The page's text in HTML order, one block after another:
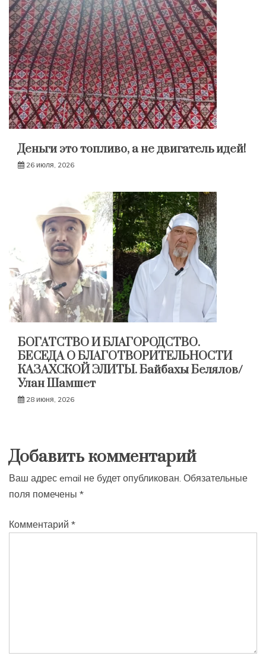
Деньги это топливо, а не двигатель идей!
26 июля, 2026
БОГАТСТВО И БЛАГОРОДСТВО.
БЕСЕДА О БЛАГОТВОРИТЕЛЬНОСТИ
КАЗАХСКОЙ ЭЛИТЫ. Байбахы Белялов/
Улан Шамшет
28 июня, 2026
Добавить комментарий
Ваш адрес email не будет опубликован. Обязательные
поля помечены *
Комментарий *